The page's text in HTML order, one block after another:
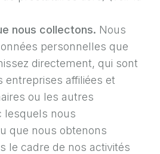
nous collectons. Nous
personnelles que
directement, qui sont
entreprises affiliées et
ou les autres
lesquels nous
que nous obtenons
le cadre de nos activités